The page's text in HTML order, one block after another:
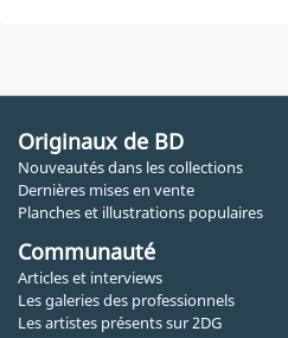
Originaux de BD
Nouveautés dans les collections
Dernières mises en vente
Planches et illustrations populaires
Communauté
Articles et interviews
Les galeries des professionnels
Les artistes présents sur 2DG